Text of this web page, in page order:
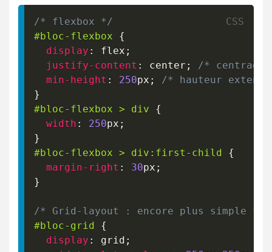
/* flexbox */
#bloc-flexbox
{
display : flex ;
justify-content : center ;
/*
min-height : 250px ;
/* hauteur
}
#bloc-flexbox > div
{
width : 250px ;
}
#bloc-flexbox > div :first-child
{
margin-right : 30px ;
}
/* Grid-layout : encore plus simple */
#bloc-grid
{
display : grid ;